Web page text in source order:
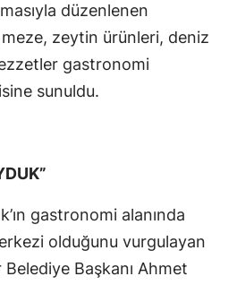
düzenlenen
zeytin ürünleri, deniz
gastronomi
sunuldu.
gastronomi alanında
olduğunu vurgulayan
Belediye Başkanı Ahmet